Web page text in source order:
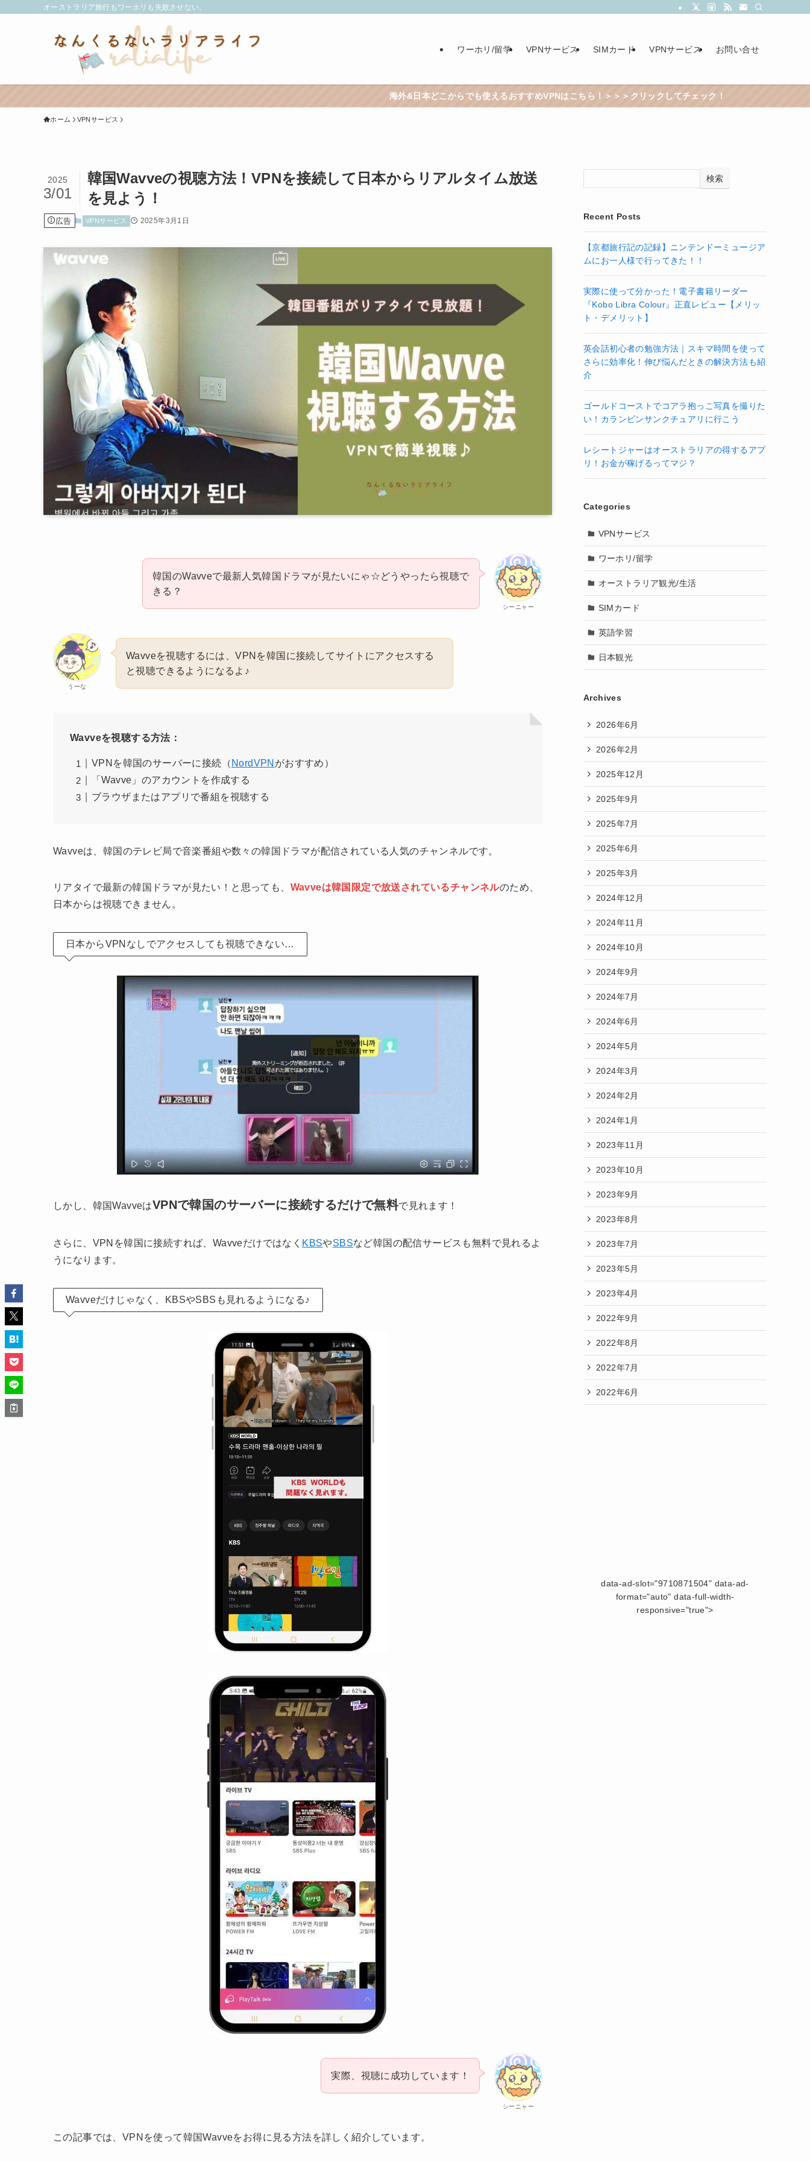
オーストラリア旅行もワーホリも失敗させない。
ワーホリ/留学 VPNサービス SIMカード VPNサービス お問い合せ
海外&日本どこからでも使えるおすすめVPNはこちら！＞＞＞クリックしてチェック！
ホーム VPNサービス
韓国Wavveの視聴方法！VPNを接続して日本からリアルタイム放送
を見よう！
2025
3/01
広告 VPNサービス 2025年3月1日
シーニャー
韓国のWavveで最新人気韓国ドラマが見たいにゃ☆どうやったら視聴で
きる？
うーな
Wavveを視聴するには、VPNを韓国に接続してサイトにアクセスする
と視聴できるようになるよ♪
Wavveを視聴する方法：
VPNを韓国のサーバーに接続（ NordVPN がおすすめ）
「Wavve」のアカウントを作成する
ブラウザまたはアプリで番組を視聴する
Wavveは、韓国のテレビ局で音楽番組や数々の韓国ドラマが配信されている人気のチャンネルです。
リアタイで最新の韓国ドラマが見たい！と思っても、 Wavveは韓国限定で放送されているチャンネルのため、
日本からは視聴できません。
日本からVPNなしでアクセスしても視聴できない…
しかし、韓国WavveはVPNで韓国のサーバーに接続するだけで無料で見れます！
さらに、VPNを韓国に接続すれば、Wavveだけではなく KBSやSBSなど韓国の配信サービスも無料で見れるよ
うになります。
Wavveだけじゃなく、KBSやSBSも見れるようになる♪
シーニャー
実際、視聴に成功しています！
この記事では、VPNを使って韓国Wavveをお得に見る方法を詳しく紹介しています。
検索
Recent Posts
【京都旅行記の記録】ニンテンドーミュージア
ムにお一人様で行ってきた！！
実際に使って分かった！電子書籍リーダー
『Kobo Libra Colour』正直レビュー【メリッ
ト・デメリット】
英会話初心者の勉強方法｜スキマ時間を使って
さらに効率化！伸び悩んだときの解決方法も紹
介
ゴールドコーストでコアラ抱っこ写真を撮りた
い！カランビンサンクチュアリに行こう
レシートジャーはオーストラリアの得するアプ
リ！お金が稼げるってマジ？
Categories
VPNサービス
ワーホリ/留学
オーストラリア観光/生活
SIMカード
英語学習
日本観光
Archives
2026年6月
2026年2月
2025年12月
2025年9月
2025年7月
2025年6月
2025年3月
2024年12月
2024年11月
2024年10月
2024年9月
2024年7月
2024年6月
2024年5月
2024年3月
2024年2月
2024年1月
2023年11月
2023年10月
2023年9月
2023年8月
2023年7月
2023年5月
2023年4月
2022年9月
2022年8月
2022年7月
2022年6月
data-ad-slot="9710871504" data-ad-
format="auto" data-full-width-
responsive="true">